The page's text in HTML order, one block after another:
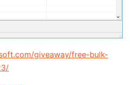
giveaway/free-bulk-